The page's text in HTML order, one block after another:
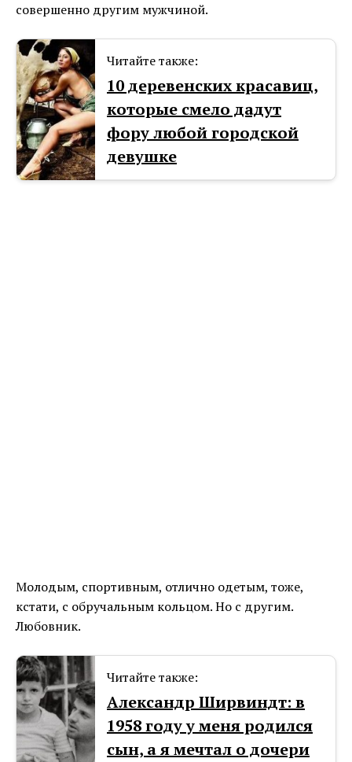
совершенно другим мужчиной.
Читайте также:
10 деревенских красавиц,
которые смело дадут
фору любой городской
девушке
Молодым, спортивным, отлично одетым, тоже,
кстати, с обручальным кольцом. Но с другим.
Любовник.
Читайте также:
Александр Ширвиндт: в
1958 году у меня родился
сын, а я мечтал о дочери